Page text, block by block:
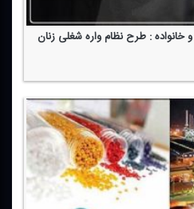
خانواده : طرح نظام واره شغلی زنان